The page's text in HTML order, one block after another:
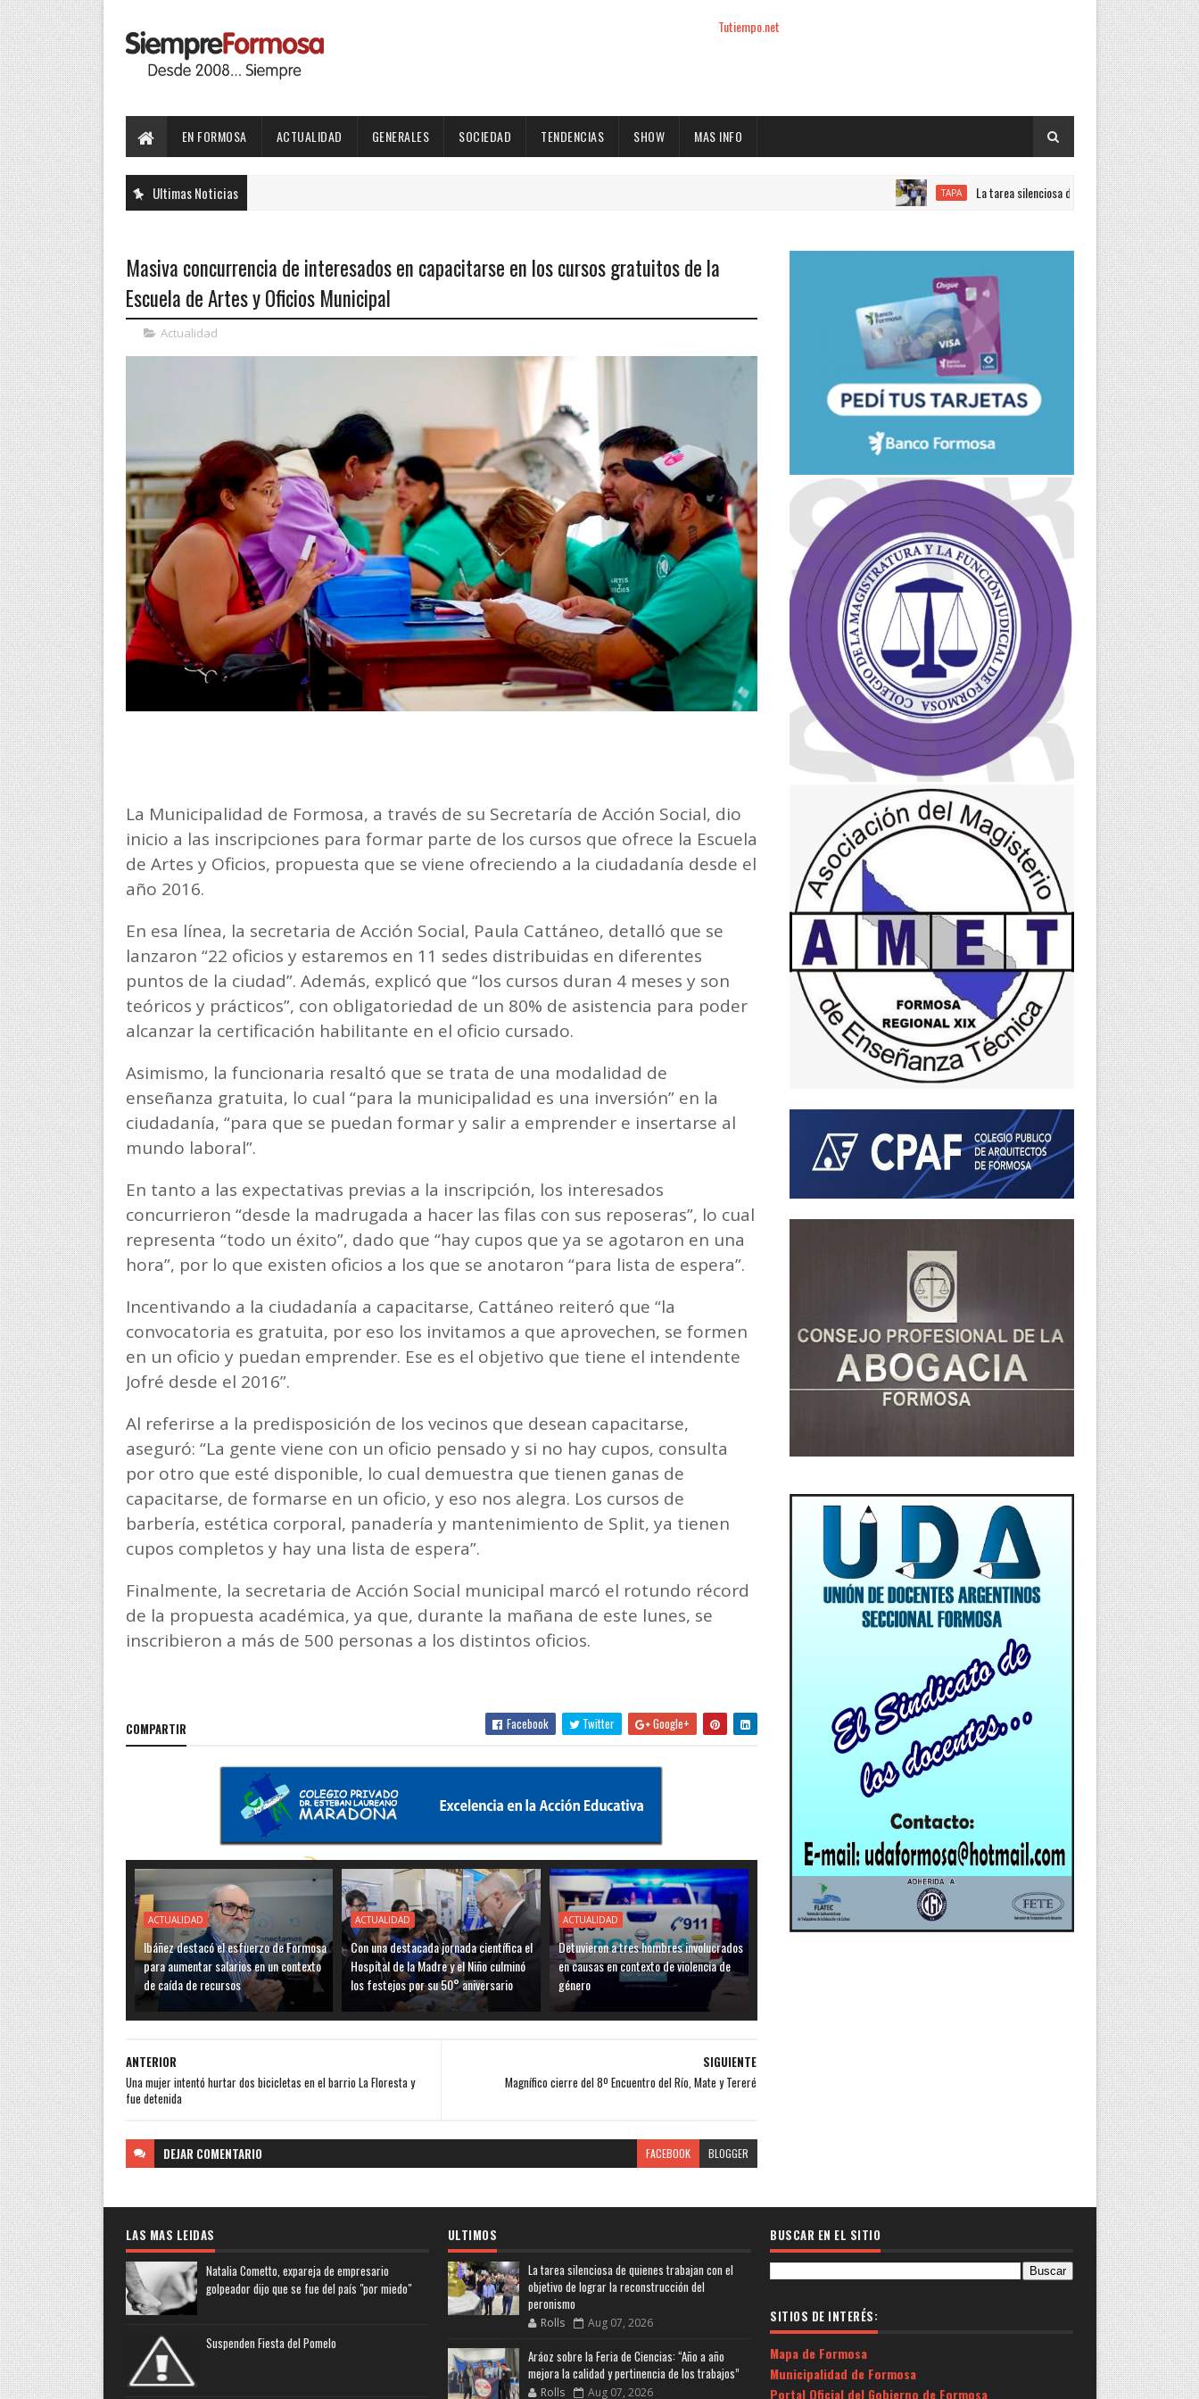
Tutiempo.net
EN FORMOSA ACTUALIDAD GENERALES SOCIEDAD TENDENCIAS SHOW MAS INFO
Ultimas Noticias TAPA La tarea silenciosa de quienes trabajan con el objetivo
Masiva concurrencia de interesados en capacitarse en los cursos gratuitos de la
Escuela de Artes y Oficios Municipal
Actualidad
La Municipalidad de Formosa, a través de su Secretaría de Acción Social, dio
inicio a las inscripciones para formar parte de los cursos que ofrece la Escuela
de Artes y Oficios, propuesta que se viene ofreciendo a la ciudadanía desde el
año 2016.
En esa línea, la secretaria de Acción Social, Paula Cattáneo, detalló que se
lanzaron “22 oficios y estaremos en 11 sedes distribuidas en diferentes
puntos de la ciudad”. Además, explicó que “los cursos duran 4 meses y son
teóricos y prácticos”, con obligatoriedad de un 80% de asistencia para poder
alcanzar la certificación habilitante en el oficio cursado.
Asimismo, la funcionaria resaltó que se trata de una modalidad de
enseñanza gratuita, lo cual “para la municipalidad es una inversión” en la
ciudadanía, “para que se puedan formar y salir a emprender e insertarse al
mundo laboral”.
En tanto a las expectativas previas a la inscripción, los interesados
concurrieron “desde la madrugada a hacer las filas con sus reposeras”, lo cual
representa “todo un éxito”, dado que “hay cupos que ya se agotaron en una
hora”, por lo que existen oficios a los que se anotaron “para lista de espera”.
Incentivando a la ciudadanía a capacitarse, Cattáneo reiteró que “la
convocatoria es gratuita, por eso los invitamos a que aprovechen, se formen
en un oficio y puedan emprender. Ese es el objetivo que tiene el intendente
Jofré desde el 2016”.
Al referirse a la predisposición de los vecinos que desean capacitarse,
aseguró: “La gente viene con un oficio pensado y si no hay cupos, consulta
por otro que esté disponible, lo cual demuestra que tienen ganas de
capacitarse, de formarse en un oficio, y eso nos alegra. Los cursos de
barbería, estética corporal, panadería y mantenimiento de Split, ya tienen
cupos completos y hay una lista de espera”.
Finalmente, la secretaria de Acción Social municipal marcó el rotundo récord
de la propuesta académica, ya que, durante la mañana de este lunes, se
inscribieron a más de 500 personas a los distintos oficios.
COMPARTIR Facebook Twitter Google+
ACTUALIDAD
Ibáñez destacó el esfuerzo de Formosa
para aumentar salarios en un contexto
de caída de recursos
ACTUALIDAD
Con una destacada jornada científica el
Hospital de la Madre y el Niño culminó
los festejos por su 50° aniversario
ACTUALIDAD
Detuvieron a tres hombres involucrados
en causas en contexto de violencia de
género
SIGUIENTE
Magnífico cierre del 8º Encuentro del Río, Mate y Tereré
ANTERIOR
Una mujer intentó hurtar dos bicicletas en el barrio La Floresta y
fue detenida
DEJAR COMENTARIO FACEBOOK BLOGGER
LAS MAS LEIDAS
Natalia Cometto, expareja de empresario
golpeador dijo que se fue del país "por miedo"
Suspenden Fiesta del Pomelo
ULTIMOS
La tarea silenciosa de quienes trabajan con el
objetivo de lograr la reconstrucción del
peronismo
Rolls Aug 07, 2026
Aráoz sobre la Feria de Ciencias: “Año a año
mejora la calidad y pertinencia de los trabajos”
Rolls Aug 07, 2026
BUSCAR EN EL SITIO
SITIOS DE INTERÉS:
Mapa de Formosa
Municipalidad de Formosa
Portal Oficial del Gobierno de Formosa